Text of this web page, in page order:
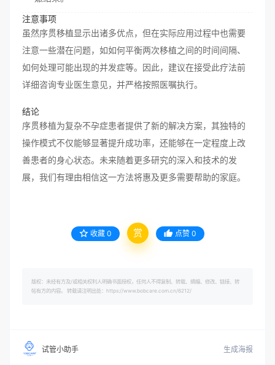
注意事项
虽然序贯移植显示出诸多优点，但在实际应用过程中也需要
注意一些潜在问题，如如何平衡两次移植之间的时间间隔、
如何处理可能出现的并发症等。因此，建议在接受此疗法前
详细咨询专业医生意见，并严格按照医嘱执行。
结论
序贯移植为复杂不孕症患者提供了新的解决方案，其独特的
操作模式不仅能够显著提升成功率，还能够在一定程度上改
善患者的身心状态。未来随着更多研究的深入和技术的发
展，我们有理由相信这一方法将惠及更多需要帮助的家庭。
收藏 0 赏 点赞 0
版权：未经有方及/或相关权利人明确书面授权，任何人不得复制、转载、摘编、修改、链接、转
帖有方的内容。 转载请注明出处：https://www.bobcare.com.cn/6212/
试管小助手 生成海报